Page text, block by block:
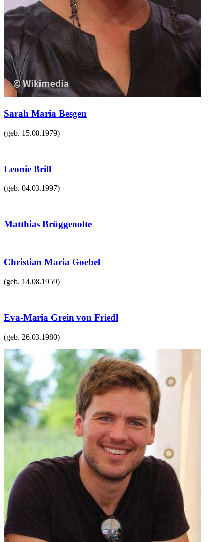
Sarah Maria Besgen
(geb. 15.08.1979)
Leonie Brill
(geb. 04.03.1997)
Matthias Brüggenolte
Christian Maria Goebel
(geb. 14.08.1959)
Eva-Maria Grein von Friedl
(geb. 26.03.1980)